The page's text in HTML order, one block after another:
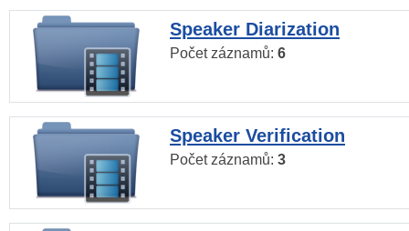
Speaker Diarization
Počet záznamů: 6
Speaker Verification
Počet záznamů: 3